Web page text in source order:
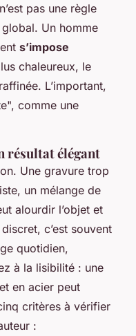
pas une règle
Un homme
s’impose
chaleureux, le
L’important,
comme une
résultat élégant
Une gravure trop
un mélange de
alourdir l’objet et
c’est souvent
quotidien,
à la lisibilité : une
en acier peut
critères à vérifier
: